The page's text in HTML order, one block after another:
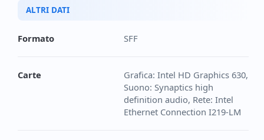
ALTRI DATI
Formato SFF
Carte
Grafica: Intel HD Graphics 630,
Suono: Synaptics high
definition audio, Rete: Intel
Ethernet Connection I219-LM